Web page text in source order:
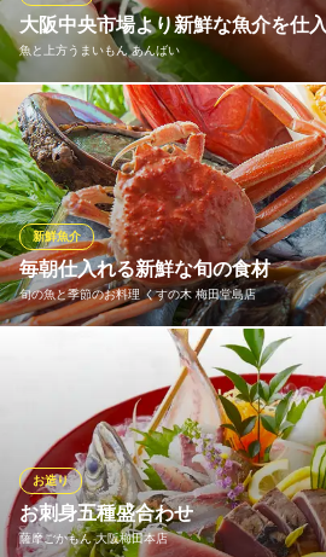
花様 ka－you 西梅田 近江野菜自家
滋賀県産づくし自然和食
大阪メトロ四つ橋線西梅田駅9番出口
大阪府大阪市北区堂島2-1-18 堂島NSビル1F
大阪中央市場より新鮮な魚介を仕
魚と上方うまいもん あんばい
新鮮で味わい豊かな鮮魚をお召し上が
て中央市場のその日の良い物を仕入れ
な生本鮪は絶品です。鮪好きに是非お
その他、その時期によって脂がのった
います。※天候により入荷が無い場合が
魚と上方うまいもん あんばい
すきやきとしゃぶしゃぶ
大阪メトロ四つ橋線西梅田駅 徒歩3分
大阪府大阪市北区梅田2-5-25 ハービスPLAZAB2
毎朝仕入れる新鮮な旬の食材
旬の魚と季節のお料理 くすの木 梅田堂島店
新鮮魚介
毎朝市場で仕入れる旬のお魚を使った
ご提供しております！
※こちらは夜のみのこだわりです。
旬の魚と季節のお料理 くすの木 梅
◆旬の食材×旨い酒◆
大阪メトロ四つ橋線西梅田駅9番出口
大阪府大阪市北区堂島2-3-33 堂北山二ビル1F
お刺身五種盛合わせ
薩摩ごかもん 大阪梅田本店
お造り